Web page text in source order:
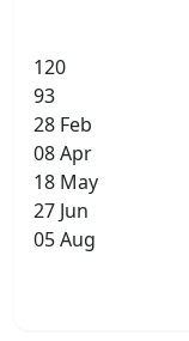
120
93
28 Feb
08 Apr
18 May
27 Jun
05 Aug